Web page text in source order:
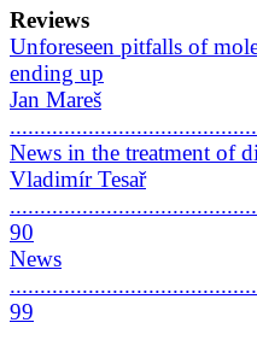
Reviews
Unforeseen pitfalls of
ending up
Jan Mareš
News in the treatment of
Vladimír Tesař
90
News
99